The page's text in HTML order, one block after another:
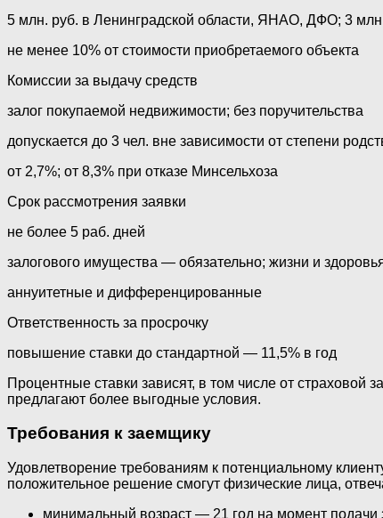
5 млн. руб. в Ленинградской области, ЯНАО, ДФО; 3
не менее 10% от стоимости приобретаемого объекта
Комиссии за выдачу средств
залог покупаемой недвижимости; без поручительства
допускается до 3 чел. вне зависимости от степени
от 2,7%; от 8,3% при отказе Минсельхоза
Срок рассмотрения заявки
не более 5 раб. дней
залогового имущества — обязательно; жизни и
аннуитетные и дифференцированные
Ответственность за просрочку
повышение ставки до стандартной — 11,5% в год
Процентные ставки зависят, в том числе от
предлагают более выгодные условия.
Требования к заемщику
Удовлетворение требованиям к потенциальному
положительное решение смогут физические лица,
минимальный возраст — 21 год на момент подачи